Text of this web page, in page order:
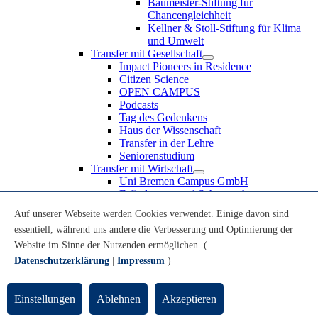
Chancengleichheit
Kellner & Stoll-Stiftung für Klima
und Umwelt
Transfer mit Gesellschaft
Impact Pioneers in Residence
Citizen Science
OPEN CAMPUS
Podcasts
Tag des Gedenkens
Haus der Wissenschaft
Transfer in der Lehre
Seniorenstudium
Transfer mit Wirtschaft
Uni Bremen Campus GmbH
Erfindungen und Schutzrechte
Recruiting an der Universität Bremen
Weiterbildung an der Universität Bremen
Transfer mit Schule
Schülerinnen und Schüler
Schulklassen
Lehrkräfte
Gründungsunterstützung
Auf unserer Webseite werden Cookies verwendet. Einige davon sind
essentiell, während uns andere die Verbesserung und Optimierung der
Website im Sinne der Nutzenden ermöglichen. (
Datenschutzerklärung
Impressum )
Einstellungen Ablehnen Akzeptieren